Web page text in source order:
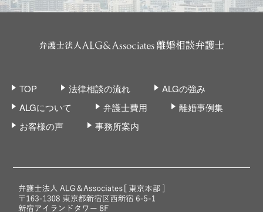
TOP 法律相談の流れ
ALGの強み
ALGについて
弁護士費用
離婚事例集
お客様の声
事務所案内